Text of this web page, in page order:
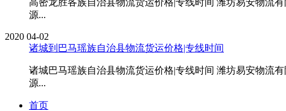
高密龙胜各族自治县物流货运价格|专线时间 潍坊易安物流
源...
2020 04-02
诸城到巴马瑶族自治县物流货运价格|专线时间
诸城巴马瑶族自治县物流货运价格|专线时间 潍坊易安物流
源...
首页